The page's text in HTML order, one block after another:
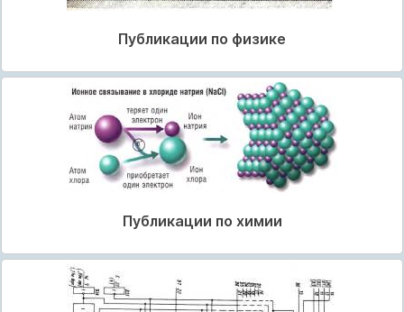
Публикации по физике
Публикации по химии